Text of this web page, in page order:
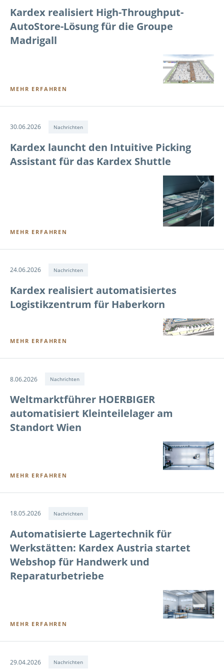
Kardex realisiert High-Throughput-
AutoStore-Lösung für die Groupe
Madrigall
MEHR ERFAHREN
30.06.2026 Nachrichten
Kardex launcht den Intuitive Picking
Assistant für das Kardex Shuttle
MEHR ERFAHREN
24.06.2026 Nachrichten
Kardex realisiert automatisiertes
Logistikzentrum für Haberkorn
MEHR ERFAHREN
8.06.2026 Nachrichten
Weltmarktführer HOERBIGER
automatisiert Kleinteilelager am
Standort Wien
MEHR ERFAHREN
18.05.2026 Nachrichten
Automatisierte Lagertechnik für
Werkstätten: Kardex Austria startet
Webshop für Handwerk und
Reparaturbetriebe
MEHR ERFAHREN
29.04.2026 Nachrichten